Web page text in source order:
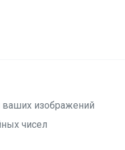
ваших изображений
чисел